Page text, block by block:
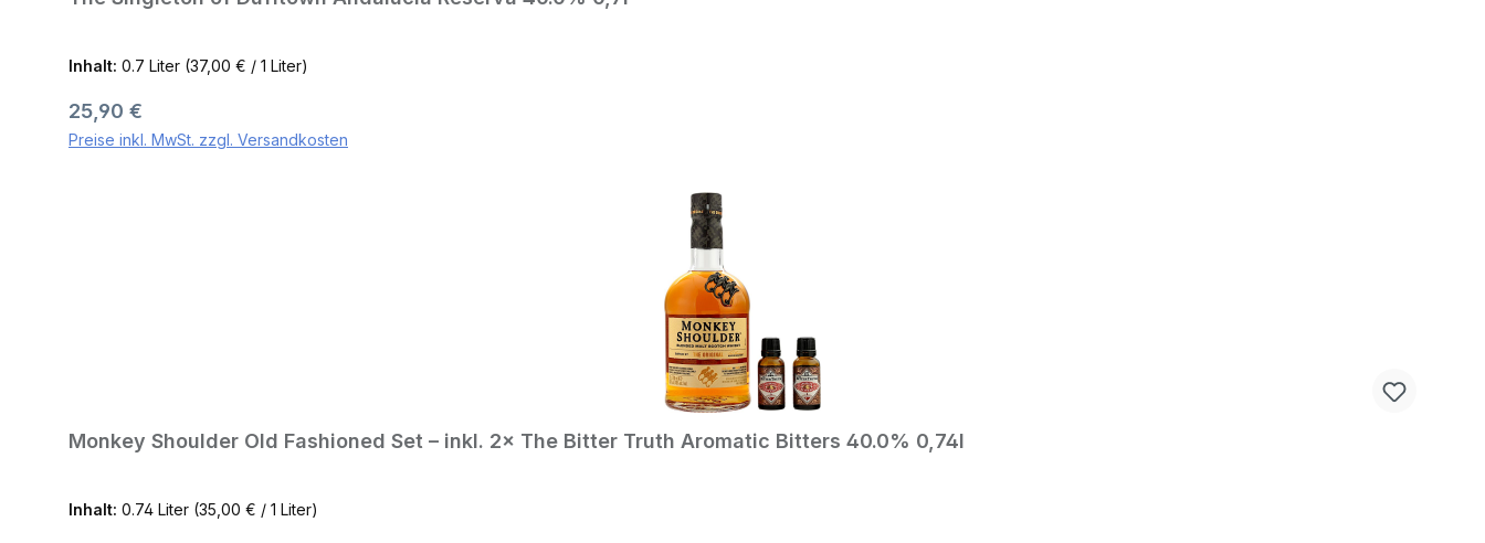
Inhalt: 0.7 Liter (37,00 € / 1 Liter)
Regulärer Preis:
25,90 €
Preise inkl. MwSt. zzgl. Versandkosten
In den Warenkorb
Monkey Shoulder Old Fashioned Set – inkl. 2× The Bitter Truth Aromatic Bitters 40.0% 0,74l
Inhalt: 0.74 Liter (35,00 € / 1 Liter)